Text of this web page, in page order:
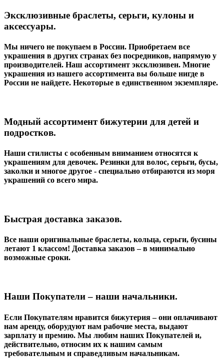
Эксклюзивные браслеты, серьги, кулоны и
аксессуары.
Мы ничего не покупаем в России. Приобретаем все
украшения в других странах без посредников, напрямую у
производителей. Наш ассортимент эксклюзивен. Многие
украшения из нашего ассортимента вы больше нигде в
России не найдете. Некоторые в единственном экземпляре.
Модный ассортимент бижутерии для детей и
подростков.
Наши стилисты с особенным вниманием относятся к
украшениям для девочек. Резинки для волос, серьги, бусы,
заколки и многое другое - специально отбираются из моря
украшений со всего мира.
Быстрая доставка заказов.
Все наши оригинальные браслеты, кольца, серьги, бусины
летают 1 классом! Доставка заказов – в минимально
возможные сроки.
Наши Покупатели – наши начальники.
Если Покупателям нравится бижутерия – они оплачивают
нам аренду, оборудуют нам рабочие места, выдают
зарплату и премию. Мы любим наших Покупателей и,
действительно, относим их к нашим самым
требовательным и справедливым начальникам.